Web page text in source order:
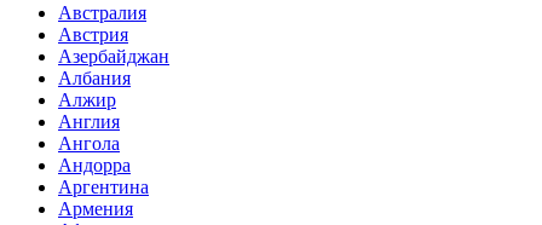
Австралия
Австрия
Азербайджан
Албания
Алжир
Англия
Ангола
Андорра
Аргентина
Армения